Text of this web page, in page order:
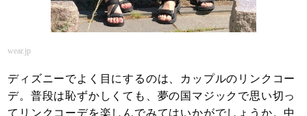
wear.jp
ディズニーでよく目にするのは、カップルのリンクコー
デ。普段は恥ずかしくても、夢の国マジックで思い切っ
てリンクコーデを楽しんでみてはいかがでしょうか。中